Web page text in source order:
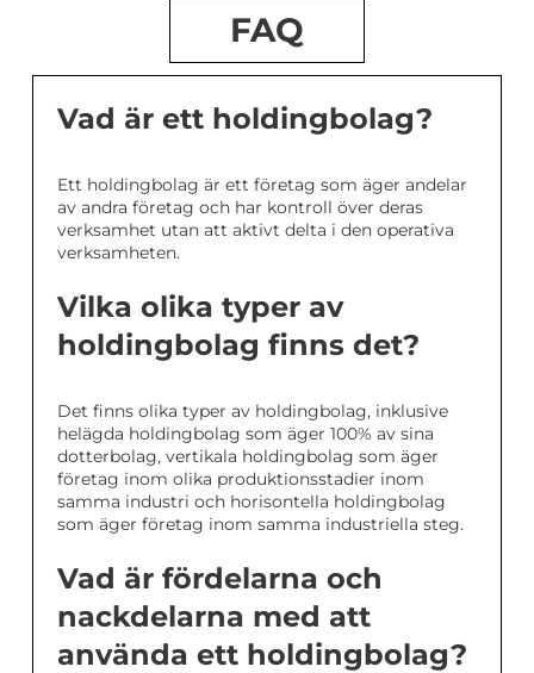
FAQ
Vad är ett holdingbolag?
Ett holdingbolag är ett företag som äger andelar
av andra företag och har kontroll över deras
verksamhet utan att aktivt delta i den operativa
verksamheten.
Vilka olika typer av
holdingbolag finns det?
Det finns olika typer av holdingbolag, inklusive
helägda holdingbolag som äger 100% av sina
dotterbolag, vertikala holdingbolag som äger
företag inom olika produktionsstadier inom
samma industri och horisontella holdingbolag
som äger företag inom samma industriella steg.
Vad är fördelarna och
nackdelarna med att
använda ett holdingbolag?